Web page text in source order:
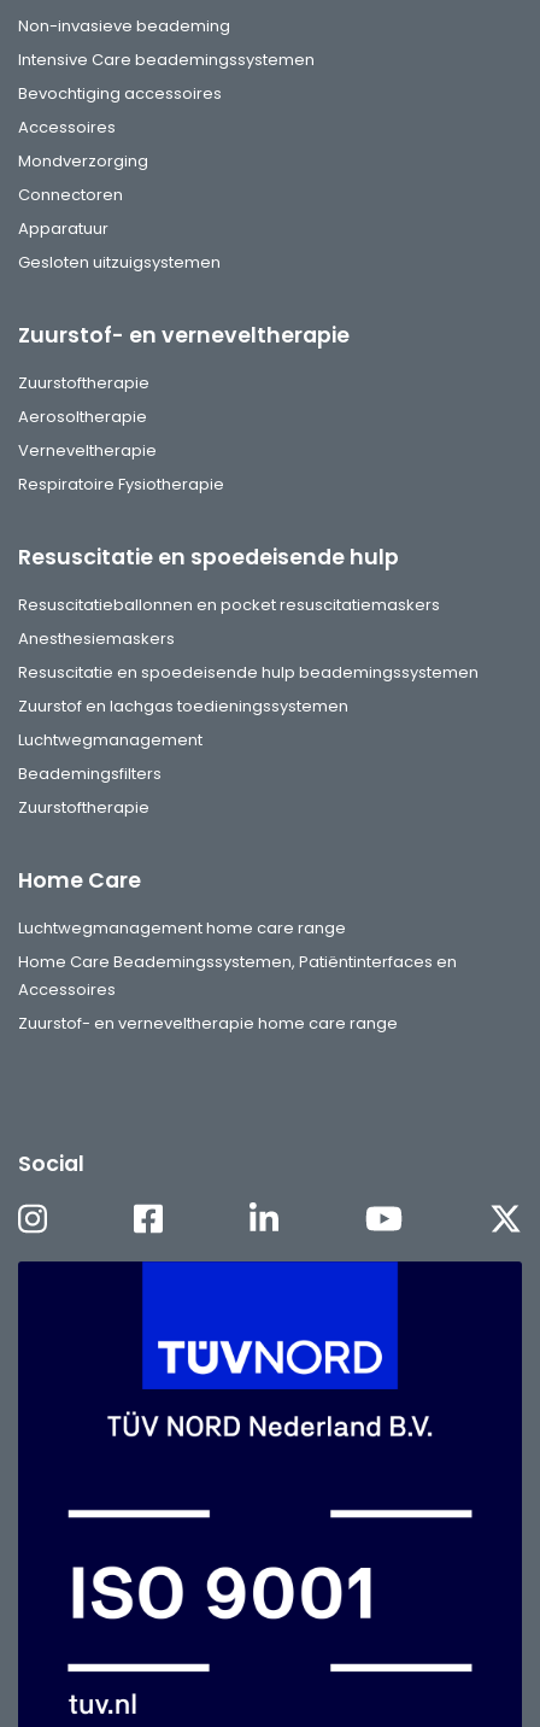
Non-invasieve beademing
Intensive Care beademingssystemen
Bevochtiging accessoires
Accessoires
Mondverzorging
Connectoren
Apparatuur
Gesloten uitzuigsystemen
Zuurstof- en verneveltherapie
Zuurstoftherapie
Aerosoltherapie
Verneveltherapie
Respiratoire Fysiotherapie
Resuscitatie en spoedeisende hulp
Resuscitatieballonnen en pocket resuscitatiemaskers
Anesthesiemaskers
Resuscitatie en spoedeisende hulp beademingssystemen
Zuurstof en lachgas toedieningssystemen
Luchtwegmanagement
Beademingsfilters
Zuurstoftherapie
Home Care
Luchtwegmanagement home care range
Home Care Beademingssystemen, Patiëntinterfaces en
Accessoires
Zuurstof- en verneveltherapie home care range
Social